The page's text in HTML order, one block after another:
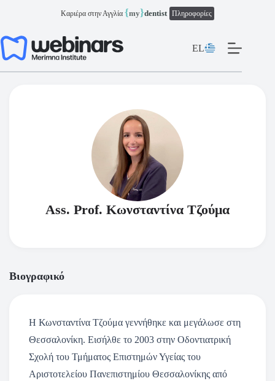
Καριέρα στην Αγγλία {my}dentist Πληροφορίες
EL
Ass. Prof. Κωνσταντίνα Τζούμα
Βιογραφικό
Η Κωνσταντίνα Τζούμα γεννήθηκε και μεγάλωσε στη
Θεσσαλονίκη. Εισήλθε το 2003 στην Οδοντιατρική
Σχολή του Τμήματος Επιστημών Υγείας του
Αριστοτελείου Πανεπιστημίου Θεσσαλονίκης από